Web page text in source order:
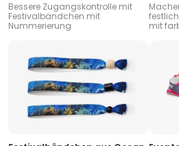
Bessere Zugangskontrolle mit
Festivalbändchen mit
Nummerierung
mit